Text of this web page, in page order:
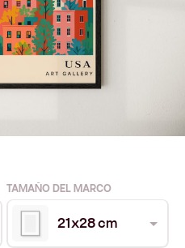
TAMAÑO DEL MARCO
21x28 cm